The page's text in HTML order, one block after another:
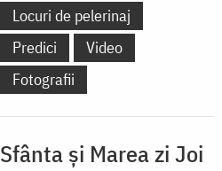
Locuri de pelerinaj
Predici
Video
Fotografii
Sfânta și Marea zi Joi